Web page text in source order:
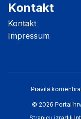
Kontakt
Kontakt
Impressum
Pravila
© 2026 Portal